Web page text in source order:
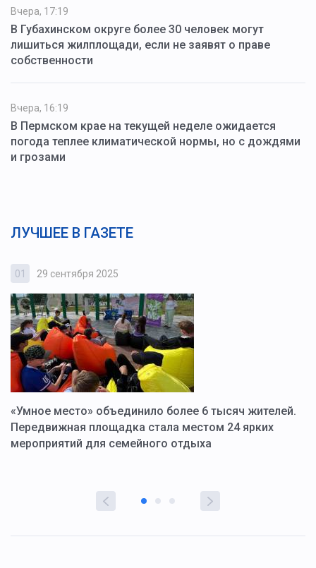
Вчера, 17:19
В Губахинском округе более 30 человек могут
лишиться жилплощади, если не заявят о праве
собственности
Вчера, 16:19
В Пермском крае на текущей неделе ожидается
погода теплее климатической нормы, но с дождями
и грозами
ЛУЧШЕЕ В ГАЗЕТЕ
01 29 сентября 2025
«Умное место» объединило более 6 тысяч жителей.
Передвижная площадка стала местом 24 ярких
мероприятий для семейного отдыха